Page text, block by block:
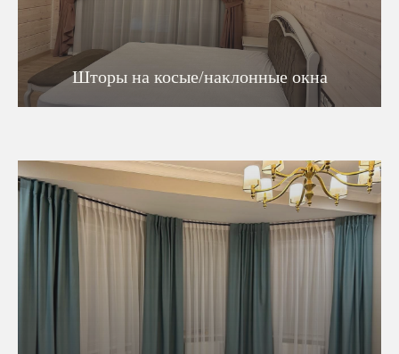
Шторы на косые/наклонные окна